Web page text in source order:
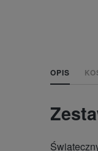
OPIS